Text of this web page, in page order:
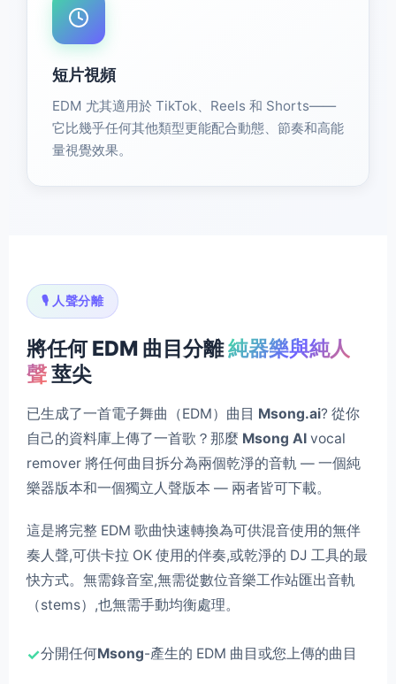
短片視頻
EDM 尤其適用於 TikTok、Reels 和 Shorts——
它比幾乎任何其他類型更能配合動態、節奏和高能
量視覺效果。
🎙️ 人聲分離
將任何 EDM 曲目分離純器樂與純人
聲莖尖
已生成了一首電子舞曲（EDM）曲目 Msong.ai? 從你
自己的資料庫上傳了一首歌？那麼 Msong AI vocal
remover 將任何曲目拆分為兩個乾淨的音軌 — 一個純
樂器版本和一個獨立人聲版本 — 兩者皆可下載。
這是將完整 EDM 歌曲快速轉換為可供混音使用的無伴
奏人聲,可供卡拉 OK 使用的伴奏,或乾淨的 DJ 工具的最
快方式。無需錄音室,無需從數位音樂工作站匯出音軌
（stems）,也無需手動均衡處理。
分開任何Msong-產生的 EDM 曲目或您上傳的曲目